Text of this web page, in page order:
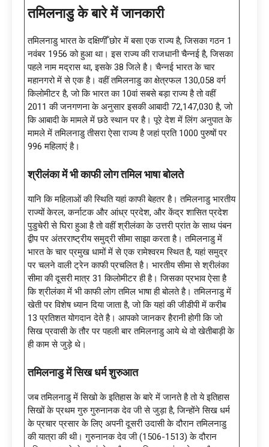
तमिलनाडु के बारे में जानकारी
तमिलनाडु भारत के दक्षिणीँ छोर में बसा एक राज्य है, जिसका गठन 1
नवंबर 1956 को हुआ था। इस राज्य की राजधानी चैन्नई है, जिसका
पहले नाम मद्रास था, इसके 38 जिले है। चैन्नई भारत के चार
महानगरो में से एक है। वहीं तमिलनाडु का क्षेत्रफल 130,058 वर्ग
किलोमीटर है, जो कि भारत का 10वां सबसे बड़ा राज्य है तो वहीं
2011 की जनगणना के अनुसार इसकी आबादी 72,147,030 है, जो
कि आबादी के मामले में छठे स्थान पर है। पूरे देश में लिंग अनुपात के
मामले में तमिलनाडु तीसरा ऐसा राज्य है जहां प्रति 1000 पुरुषों पर
996 महिलाएं है।
श्रीलंका में भी काफी लोग तमिल भाषा बोलते
यानि कि महिलाओं की स्थिति यहां काफी बेहतर है। तमिलनाडु भारतीय
राज्यों केरल, कर्नाटक और आंध्र प्रदेश, और केंद्र शासित प्रदेश
पुडुचेरी से घिरा हुआ है तो वहीं श्रीलंका के उत्तरी प्रांत के साथ पंबन
द्वीप पर अंतरराष्ट्रीय समुद्री सीमा साझा करता है। तमिलनाडु में
भारत के चार प्रमुख धामों में से एक रामेश्वरम स्थित है, यहां समुद्र
पर चलने वाली ट्रेन काफी प्रचलित है। भारतीय सीमा से श्रीलंका
सीमा की दूसरी मात्र 31 किलोमीटर ही है। जिसका प्रभाव ऐसा है
कि श्रीलंका में भी काफी लोग तमिल भाषा ही बोलते है। तमिलनाडु में
खेती पर विशेष ध्यान दिया जाता है, जो कि यहां की जीडीपी में करीब
13 प्रतिशत योगदान देते है। आपको जानकर हैरानी होगी कि जो
सिख प्रवासी के तौर पर पहली बार तमिलनाडु आये थे वो खेतीबाड़ी के
ही काम से जुड़े थे।
तमिलनाडु में सिख धर्म शुरुआत
जब तमिलनाडु में सिखो के इतिहास के बारे में जानते है तो ये इतिहास
सिखों के प्रथम गुरु गुरुनानक देव जी से जुड़ा है, जिन्होंने सिख धर्म
के प्रचार प्रसार के लिए अपनी दूसरी उदासी के दौरान तमिलनाडु
की यात्रा की थी। गुरुनानक देव जी (1506-1513) के दौरान